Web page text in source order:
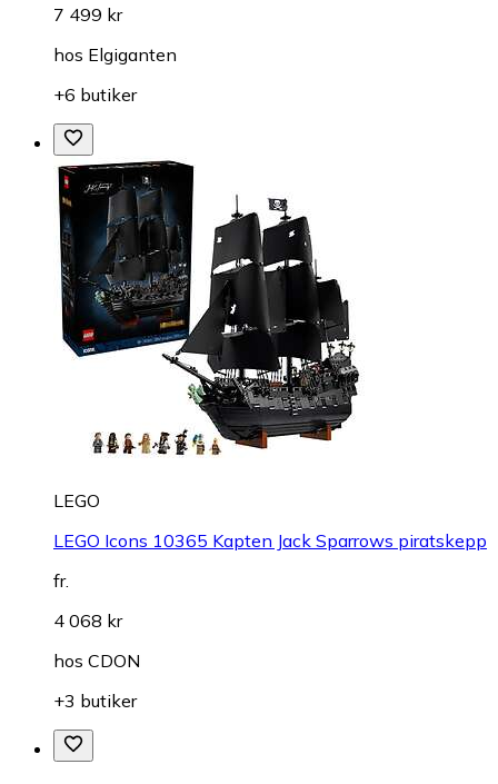
7 499 kr
hos Elgiganten
+6 butiker
LEGO
LEGO Icons 10365 Kapten Jack Sparrows piratskepp
fr.
4 068 kr
hos CDON
+3 butiker